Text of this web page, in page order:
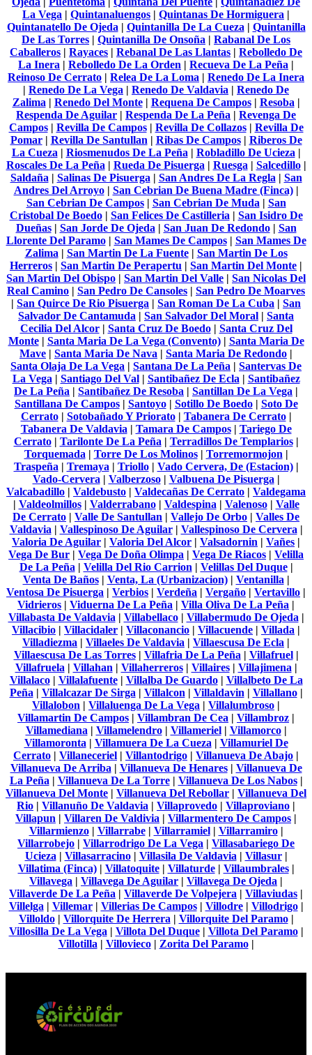
La Vega | Quintanaluengos | Quintanas De Hormiguera |
Quintanatello De Ojeda | Quintanilla De La Cueza | Quintanilla
De Las Torres | Quintanilla De Onsoña | Rabanal De Los
Caballeros | Rayaces | Rebanal De Las Llantas | Rebolledo De
La Inera | Rebolledo De La Orden | Recueva De La Peña |
Reinoso De Cerrato | Relea De La Loma | Renedo De La Inera
| Renedo De La Vega | Renedo De Valdavia | Renedo De
Zalima | Renedo Del Monte| Requena De Campos| Resoba |
Respenda De Aguilar | Respenda De La Peña | Revenga De
Campos| Revilla De Campos| Revilla De Collazos| Revilla De
Pomar| Revilla De Santullan | Ribas De Campos| Riberos De
La Cueza | Riosmenudos De La Peña | Robladillo De Ucieza |
Roscales De La Peña | Rueda De Pisuerga | Ruesga | Salcedillo|
Saldaña | Salinas De Pisuerga | San Andres De La Regla | San
Andres Del Arroyo| San Cebrian De Buena Madre (Finca)|
San Cebrian De Campos| San Cebrian De Muda | San
Cristobal De Boedo| San Felices De Castilleria | San Isidro De
Dueñas| San Jorde De Ojeda | San Juan De Redondo| San
Llorente Del Paramo| San Mames De Campos| San Mames De
Zalima | San Martin De La Fuente| San Martin De Los
Herreros | San Martin De Perapertu | San Martin Del Monte |
San Martin Del Obispo | San Martin Del Valle | San Nicolas Del
Real Camino | San Pedro De Cansoles | San Pedro De Moarves
| San Quirce De Rio Pisuerga | San Roman De La Cuba | San
Salvador De Cantamuda | San Salvador Del Moral | Santa
Cecilia Del Alcor| Santa Cruz De Boedo| Santa Cruz Del
Monte| Santa Maria De La Vega (Convento)| Santa Maria De
Mave | Santa Maria De Nava | Santa Maria De Redondo |
Santa Olaja De La Vega | Santana De La Peña | Santervas De
La Vega | Santiago Del Val| Santibañez De Ecla | Santibañez
De La Peña | Santibañez De Resoba | Santillan De La Vega |
Santillana De Campos| Santoyo| Sotillo De Boedo| Soto De
Cerrato| Sotobañado Y Priorato| Tabanera De Cerrato|
Tabanera De Valdavia | Tamara De Campos| Tariego De
Cerrato| Tarilonte De La Peña | Terradillos De Templarios|
Torquemada | Torre De Los Molinos| Torremormojon |
Traspeña | Tremaya | Triollo| Vado Cervera, De (Estacion)|
Vado-Cervera | Valberzoso| Valbuena De Pisuerga |
Valcabadillo | Valdebusto | Valdecañas De Cerrato | Valdegama
| Valdeolmillos| Valderrabano| Valdespina | Valenoso| Valle
De Cerrato | Valle De Santullan | Vallejo De Orbo | Valles De
Valdavia | Vallespinoso De Aguilar| Vallespinoso De Cervera |
Valoria De Aguilar | Valoria Del Alcor | Valsadornin | Vañes |
Vega De Bur | Vega De Doña Olimpa | Vega De Riacos | Velilla
De La Peña | Velilla Del Rio Carrion | Velillas Del Duque|
Venta De Baños| Venta, La (Urbanizacion)| Ventanilla |
Ventosa De Pisuerga | Verbios | Verdeña | Vergaño | Vertavillo |
Vidrieros | Viduerna De La Peña | Villa Oliva De La Peña |
Villabasta De Valdavia | Villabellaco| Villabermudo De Ojeda |
Villacibio | Villacidaler | Villaconancio | Villacuende | Villada |
Villadiezma | Villaeles De Valdavia | Villaescusa De Ecla |
Villaescusa De Las Torres| Villafria De La Peña | Villafruel|
Villafruela | Villahan | Villaherreros| Villaires| Villajimena |
Villalaco| Villalafuente| Villalba De Guardo| Villalbeto De La
Peña | Villalcazar De Sirga | Villalcon | Villaldavin | Villallano|
Villalobon | Villaluenga De La Vega | Villalumbroso |
Villamartin De Campos | Villambran De Cea | Villambroz |
Villamediana | Villamelendro| Villameriel| Villamorco|
Villamoronta | Villamuera De La Cueza | Villamuriel De
Cerrato | Villaneceriel | Villantodrigo | Villanueva De Abajo |
Villanueva De Arriba | Villanueva De Henares| Villanueva De
La Peña | Villanueva De La Torre| Villanueva De Los Nabos|
Villanueva Del Monte | Villanueva Del Rebollar | Villanueva Del
Rio | Villanuño De Valdavia | Villaprovedo | Villaproviano |
Villapun | Villaren De Valdivia | Villarmentero De Campos |
Villarmienzo| Villarrabe| Villarramiel| Villarramiro|
Villarrobejo | Villarrodrigo De La Vega | Villasabariego De
Ucieza | Villasarracino| Villasila De Valdavia | Villasur|
Villatima (Finca)| Villatoquite| Villaturde| Villaumbrales|
Villavega | Villavega De Aguilar | Villavega De Ojeda |
Villaverde De La Peña | Villaverde De Volpejera | Villaviudas |
Villelga | Villemar| Villerias De Campos| Villodre| Villodrigo|
Villoldo| Villorquite De Herrera | Villorquite Del Paramo|
Villosilla De La Vega | Villota Del Duque| Villota Del Paramo|
Villotilla | Villovieco| Zorita Del Paramo|